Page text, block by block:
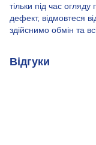
тільки під час
дефект, відмовтеся
здійснимо обмін та
Відгуки